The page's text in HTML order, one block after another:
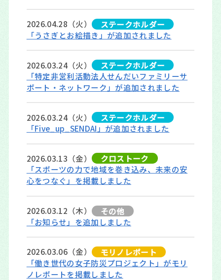
2026.04.28（火）
ステークホルダー
「うさぎとお絵描き」が追加されました
2026.03.24（火）
ステークホルダー
「特定非営利活動法人せんだいファミリーサ
ポート・ネットワーク」が追加されました
2026.03.24（火）
ステークホルダー
「Five_up_SENDAI」が追加されました
2026.03.13（金）
クロストーク
「スポーツの力で地域を巻き込み、未来の安
心をつなぐ」を掲載しました
2026.03.12（木）
その他
「お知らせ」を追加しました
2026.03.06（金）
モリノレポート
「働き世代の女子防災プロジェクト」がモリ
ノレポートを掲載しました